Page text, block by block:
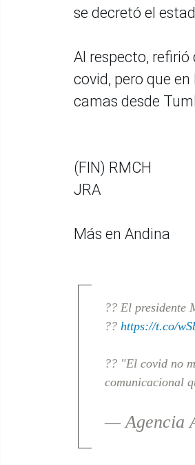
se decretó el
Al respecto,
covid, pero que
camas desde
(FIN) RMCH
JRA
Más en Andina
?? El presidente
?? https://t.co/
?? "El covid no
comunicacional
— Agencia